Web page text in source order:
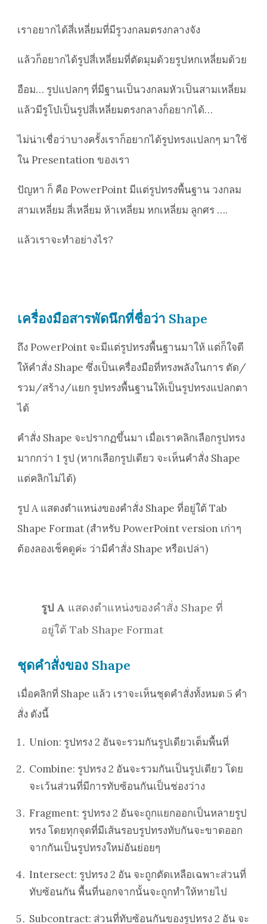
เราอยากได้สี่เหลี่ยมที่มีรูวงกลมตรงกลางจัง
แล้วก็อยากได้รูปสี่เหลี่ยมที่ตัดมุมด้วยรูปหกเหลี่ยมด้วย
อือม… รูปแปลกๆ ที่มีฐานเป็นวงกลมหัวเป็นสามเหลี่ยม
แล้วมีรูโบ๋เป็นรูปสี่เหลี่ยมตรงกลางก็อยากได้…
ไม่น่าเชื่อว่าบางครั้งเราก็อยากได้รูปทรงแปลกๆ มาใช้
ใน Presentation ของเรา
ปัญหา ก็ คือ PowerPoint มีแต่รูปทรงพื้นฐาน วงกลม
สามเหลี่ยม สี่เหลี่ยม ห้าเหลี่ยม หกเหลี่ยม ลูกศร ….
แล้วเราจะทำอย่างไร?
เครื่องมือสารพัดนึกที่ชื่อว่า Shape
ถึง PowerPoint จะมีแต่รูปทรงพื้นฐานมาให้ แต่ก็ใจดี
ให้คำสั่ง Shape ซึ่งเป็นเครื่องมือที่ทรงพลังในการ ตัด/
รวม/สร้าง/แยก รูปทรงพื้นฐานให้เป็นรูปทรงแปลกตา
ได้
คำสั่ง Shape จะปรากฏขึ้นมา เมื่อเราคลิกเลือกรูปทรง
มากกว่า 1 รูป (หากเลือกรูปเดียว จะเห็นคำสั่ง Shape
แต่คลิกไม่ได้)
รูป A แสดงตำแหน่งของคำสั่ง Shape ที่อยู่ใต้ Tab
Shape Format (สำหรับ PowerPoint version เก่าๆ
ต้องลองเช็คดูค่ะ ว่ามีคำสั่ง Shape หรือเปล่า)
รูป A แสดงตำแหน่งของคำสั่ง Shape ที่
อยู่ใต้ Tab Shape Format
ชุดคำสั่งของ Shape
เมื่อคลิกที่ Shape แล้ว เราจะเห็นชุดคำสั่งทั้งหมด 5 คำ
สั่ง ดังนี้
Union: รูปทรง 2 อันจะรวมกันรูปเดียวเต็มพื้นที่
Combine: รูปทรง 2 อันจะรวมกันเป็นรูปเดียว โดย
จะเว้นส่วนที่มีการทับซ้อนกันเป็นช่องว่าง
Fragment: รูปทรง 2 อันจะถูกแยกออกเป็นหลายรูป
ทรง โดยทุกจุดที่มีเส้นรอบรูปทรงทับกันจะขาดออก
จากกันเป็นรูปทรงใหม่อันย่อยๆ
Intersect: รูปทรง 2 อัน จะถูกตัดเหลือเฉพาะส่วนที่
ทับซ้อนกัน พื้นที่นอกจากนั้นจะถูกทำให้หายไป
Subcontract: ส่วนที่ทับซ้อนกันของรูปทรง 2 อัน จะ